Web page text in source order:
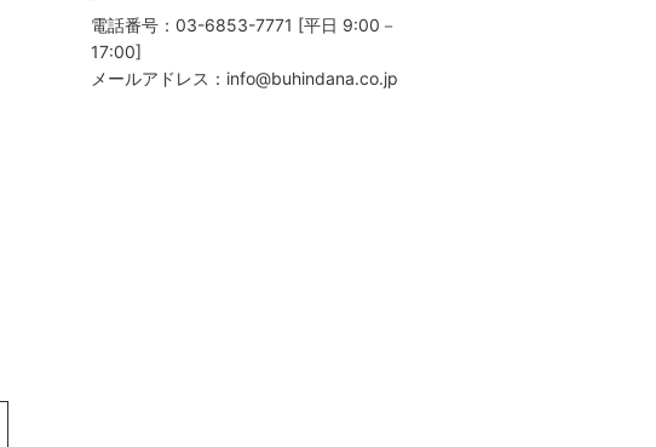
電話番号：03-6853-7771 [平日 9:00－
17:00]
メールアドレス： info@buhindana.co.jp